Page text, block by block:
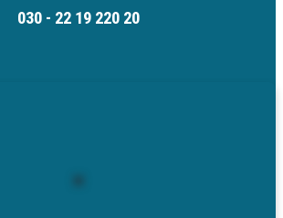
030 - 22 19 220 20